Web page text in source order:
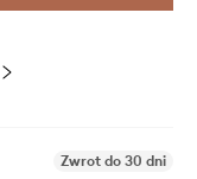
Zwrot do 30 dni